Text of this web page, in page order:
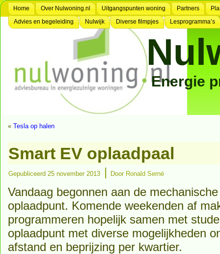
Home Over Nulwoning.nl Uitgangspunten woning Partners
Advies en begeleiding
Nulwijk Diverse filmpjes Lesprogramma’s
Energie
« Tesla op halen
Smart EV oplaadpaal
Gepubliceerd 25 november 2013 | Door Ronald Serné
Vandaag begonnen aan de
oplaadpunt. Komende weekenden af
programmeren hopelijk samen met
oplaadpunt met diverse mogelijkheden
afstand en beprijzing per kwartier.